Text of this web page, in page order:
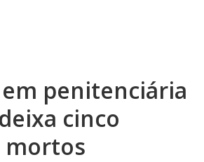
penitenciária
cinco